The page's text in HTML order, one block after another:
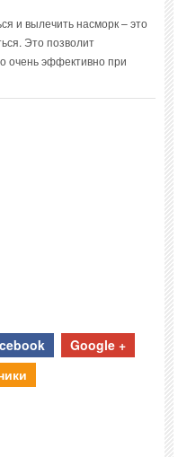
и вылечить насморк – это
Это позволит
очень эффективно при
Google +